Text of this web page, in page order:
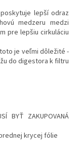
lepší odraz
medzeru medzi
pre lepšiu cirkuláciu
je veľmi dôležité -
do digestora k filtru
BYŤ ZAKUPOVANÁ
krycej fólie